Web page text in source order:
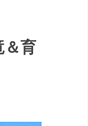
＆育